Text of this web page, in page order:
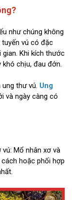
như chúng không
tuyến vú có đặc
Khi kích thước
chịu, đau đớn.
thư vú. Ung
và ngày càng có
Mổ nhân xơ và
hoặc phối hợp